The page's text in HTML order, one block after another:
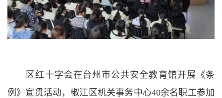
区红十字会在台州市公共安全教育馆开展《条
例》宣贯活动，椒江区机关事务中心40余名职工参加